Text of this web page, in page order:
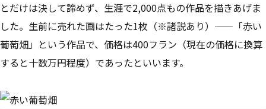
とだけは決して諦めず、生涯で2,000点もの作品を描きあげま
した。生前に売れた画はたった1枚（※諸説あり）——「赤い
葡萄畑」という作品で、価格は400フラン（現在の価格に換算
すると十数万円程度）であったといいます。